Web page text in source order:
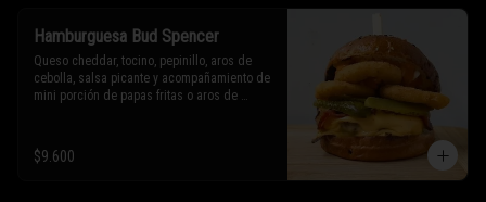
Hamburguesa Bud Spencer
Queso cheddar, tocino, pepinillo, aros de
cebolla, salsa picante y acompañamiento de
mini porción de papas fritas o aros de
* Los ingredientes no son intercambiables.
Sólo puedes solicitar eliminar un
$9.600